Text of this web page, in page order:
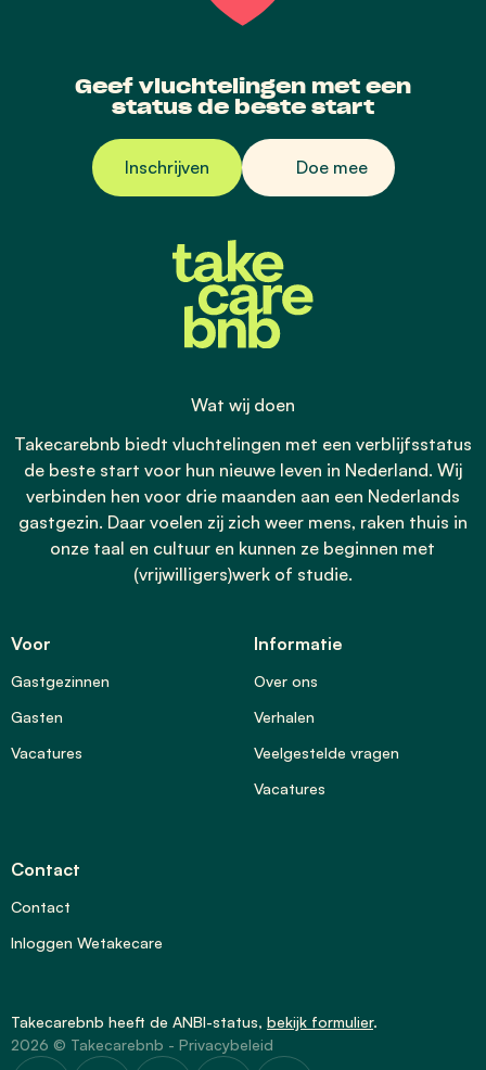
Geef vluchtelingen met een
status de beste start
Inschrijven Doe mee
Wat wij doen
Takecarebnb biedt vluchtelingen met een verblijfsstatus
de beste start voor hun nieuwe leven in Nederland. Wij
verbinden hen voor drie maanden aan een Nederlands
gastgezin. Daar voelen zij zich weer mens, raken thuis in
onze taal en cultuur en kunnen ze beginnen met
(vrijwilligers)werk of studie.
Voor
Gastgezinnen
Gasten
Vacatures
Informatie
Over ons
Verhalen
Veelgestelde vragen
Vacatures
Contact
Contact
Inloggen Wetakecare
Takecarebnb heeft de ANBI-status, bekijk formulier.
2026 © Takecarebnb - Privacybeleid